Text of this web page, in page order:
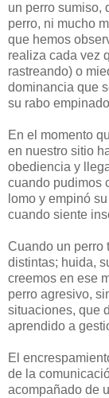
un perro sumiso,
perro, ni mucho
que hemos
realiza cada vez
rastreando) o
dominancia que
su rabo
En el momento
en nuestro sitio
obediencia y
cuando pudimos
lomo y empinó
cuando siente
Cuando un perro
distintas; huida,
creemos en ese
perro agresivo,
situaciones, que
aprendido a
El
de la
acompañado de